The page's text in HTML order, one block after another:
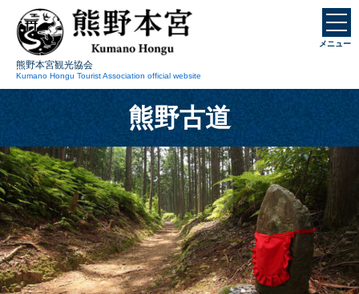
プ
熊野本宮観光協会
Kumano Hongu Tourist Association official website
メニュー
熊野古道